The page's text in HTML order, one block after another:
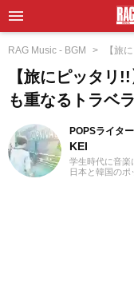
RAG Music - BGM 【旅
【旅にピッタリ
も重なるトラベ
POPSライタ
KEI
学生時代に音楽
日本と韓国の